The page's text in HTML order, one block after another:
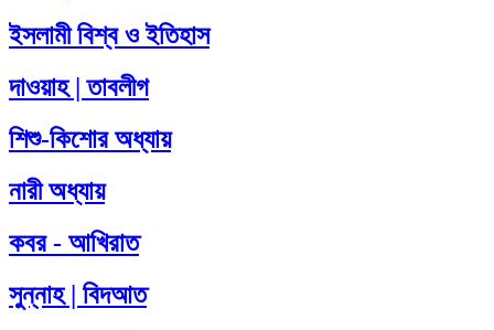
ইসলামী বিশ্ব ও ইতিহাস
দাওয়াহ | তাবলীগ
শিশু-কিশোর অধ্যায়
নারী অধ্যায়
কবর - আখিরাত
সুন্নাহ | বিদআত